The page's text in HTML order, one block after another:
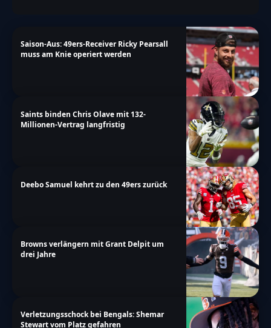
Saison-Aus: 49ers-Receiver Ricky Pearsall
muss am Knie operiert werden
Saints binden Chris Olave mit 132-
Millionen-Vertrag langfristig
Deebo Samuel kehrt zu den 49ers zurück
Browns verlängern mit Grant Delpit um
drei Jahre
Verletzungsschock bei Bengals: Shemar
Stewart vom Platz gefahren